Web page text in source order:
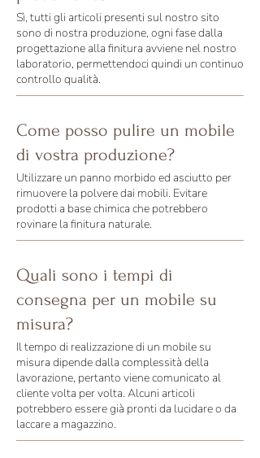
Sì, tutti gli articoli presenti sul nostro sito
sono di nostra produzione, ogni fase dalla
progettazione alla finitura avviene nel nostro
laboratorio, permettendoci quindi un continuo
controllo qualità.
Come posso pulire un mobile
di vostra produzione?
Utilizzare un panno morbido ed asciutto per
rimuovere la polvere dai mobili. Evitare
prodotti a base chimica che potrebbero
rovinare la finitura naturale.
Quali sono i tempi di
consegna per un mobile su
misura?
Il tempo di realizzazione di un mobile su
misura dipende dalla complessità della
lavorazione, pertanto viene comunicato al
cliente volta per volta. Alcuni articoli
potrebbero essere già pronti da lucidare o da
laccare a magazzino.